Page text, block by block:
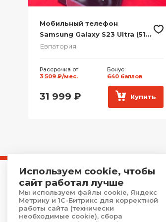
Мобильный телефон Xiaomi
Redmi A3x (64 ГБ, Черный)
Краснодар
Рассрочка от
384 ₽/мес.
Бонус:
70 баллов
3 499₽ Купить
Главная
Каталог
Услуги
Акции
Используем cookie, чтобы
сайт работал лучше
Мы используем файлы cookie, Яндекс
Метрику и 1С-Битрикс для корректной
работы сайта (технически
необходимые cookie), сбора